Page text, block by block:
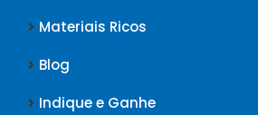
Materiais Ricos
Blog
Indique e Ganhe